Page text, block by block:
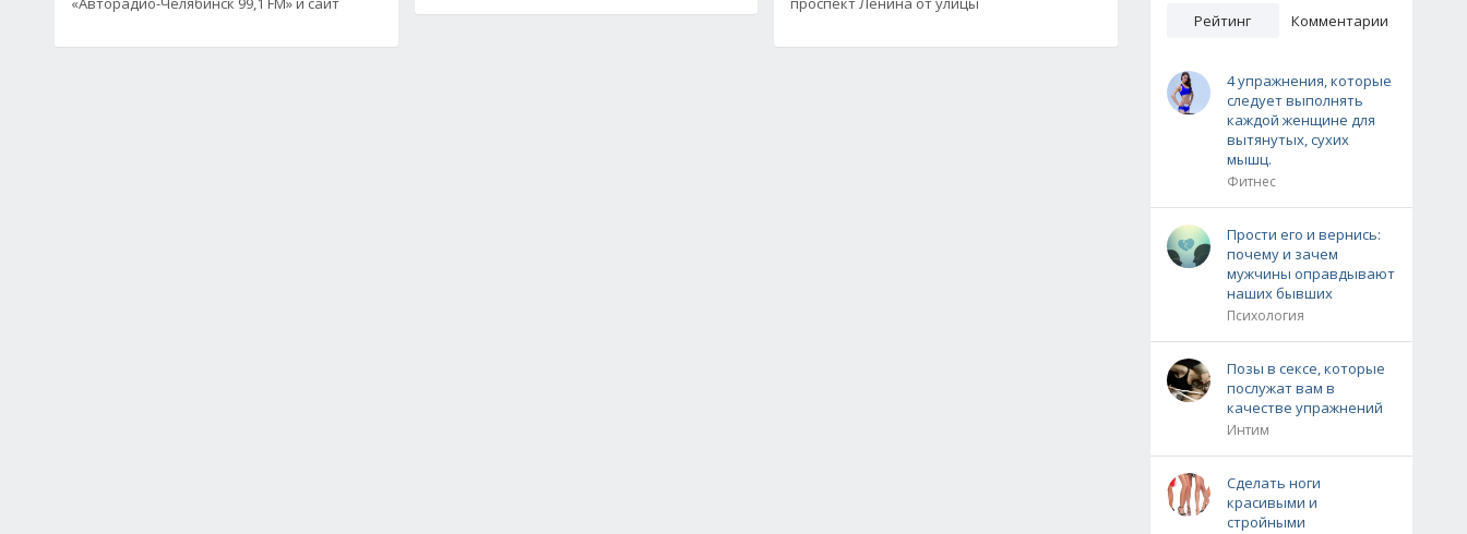
Рейтинг Комментарии
4 упражнения, которые
следует выполнять
каждой женщине для
вытянутых, сухих
мышц.
Фитнес
Прости его и вернись:
почему и зачем
мужчины оправдывают
наших бывших
Психология
Позы в сексе, которые
послужат вам в
качестве упражнений
Интим
Сделать ноги
красивыми и
стройными